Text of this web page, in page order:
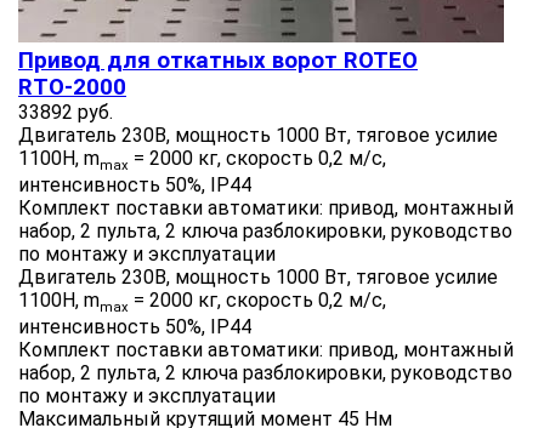
Привод для откатных ворот ROTEO
RTО-2000
33892 руб.
Двигатель 230В, мощность 1000 Вт, тяговое усилие
1100Н, mmax = 2000 кг, скорость 0,2 м/с,
интенсивность 50%, IP44
Комплект поставки автоматики: привод, монтажный
набор, 2 пульта, 2 ключа разблокировки, руководство
по монтажу и эксплуатации
Двигатель 230В, мощность 1000 Вт, тяговое усилие
1100Н, mmax = 2000 кг, скорость 0,2 м/с,
интенсивность 50%, IP44
Комплект поставки автоматики: привод, монтажный
набор, 2 пульта, 2 ключа разблокировки, руководство
по монтажу и эксплуатации
Максимальный крутящий момент 45 Нм